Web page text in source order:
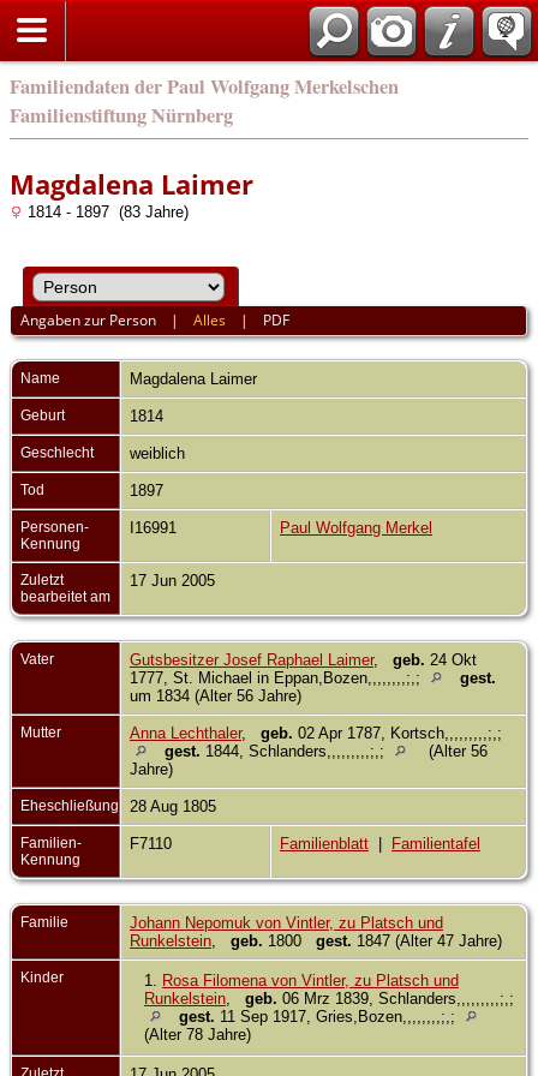
Familiendaten der Paul Wolfgang Merkelschen
Familienstiftung Nürnberg
Magdalena Laimer
1814 - 1897 (83 Jahre)
Angaben zur Person |Alles | PDF
Name Magdalena Laimer
Geburt 1814
Geschlecht weiblich
Tod 1897
Personen-
Kennung
I16991 Paul Wolfgang Merkel
Zuletzt
bearbeitet am
17 Jun 2005
Vater Gutsbesitzer Josef Raphael Laimer, geb. 24 Okt
1777, St. Michael in Eppan,Bozen,,,,,,,,;,;
gest.
um 1834 (Alter 56 Jahre)
Mutter Anna Lechthaler, geb. 02 Apr 1787, Kortsch,,,,,,,,,;,;
gest. 1844, Schlanders,,,,,,,,,;,;
(Alter 56
Jahre)
Eheschließung 28 Aug 1805
Familien-
Kennung
F7110 Familienblatt Familientafel
Familie
Johann Nepomuk von Vintler, zu Platsch und
Runkelstein
geb. 1800 gest. 1847 (Alter 47 Jahre)
Kinder 1.
Rosa Filomena von Vintler, zu Platsch und
Runkelstein
geb. 06 Mrz 1839, Schlanders,,,,,,,,,;,;
gest. 11 Sep 1917, Gries,Bozen,,,,,,,,;,;
(Alter 78 Jahre)